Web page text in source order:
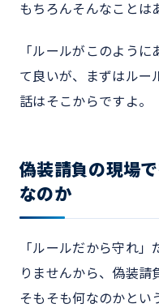
もちろんそんなことは
「ルールがこのよう
て良いが、まずはルー
話はそこからですよ。
偽装請負の現場
なのか
「ルールだから守れ
りませんから、偽装請
そもそも何なのかとい